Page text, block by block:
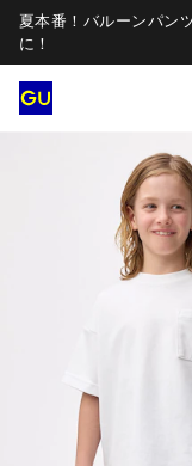
夏本番！バルーンパン
に！